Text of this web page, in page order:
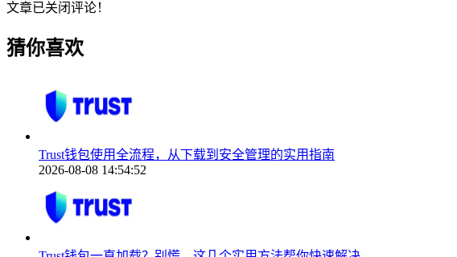
文章已关闭评论！
猜你喜欢
Trust钱包使用全流程，从下载到安全管理的实用指南
2026-08-08 14:54:52